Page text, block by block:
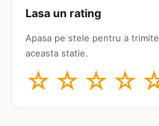
Lasa un rating
Apasa pe stele pentru a
aceasta statie.
☆ ☆ ☆ ☆